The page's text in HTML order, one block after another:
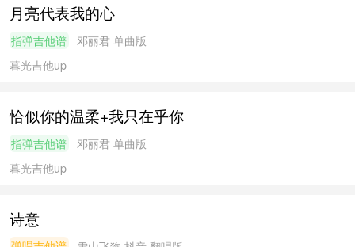
月亮代表我的心
指弹吉他谱 邓丽君 单曲版
暮光吉他up
恰似你的温柔+我只在乎你
指弹吉他谱 邓丽君 单曲版
暮光吉他up
诗意